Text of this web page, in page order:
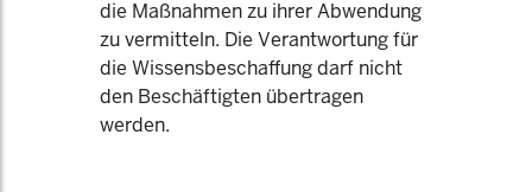
die Maßnahmen zu ihrer Abwendung
zu vermitteln. Die Verantwortung für
die Wissensbeschaffung darf nicht
den Beschäftigten übertragen
werden.